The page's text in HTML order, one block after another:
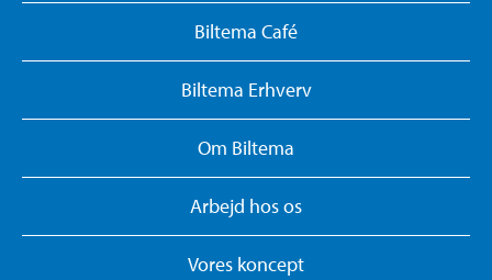
Biltema Café
Biltema Erhverv
Om Biltema
Arbejd hos os
Vores koncept